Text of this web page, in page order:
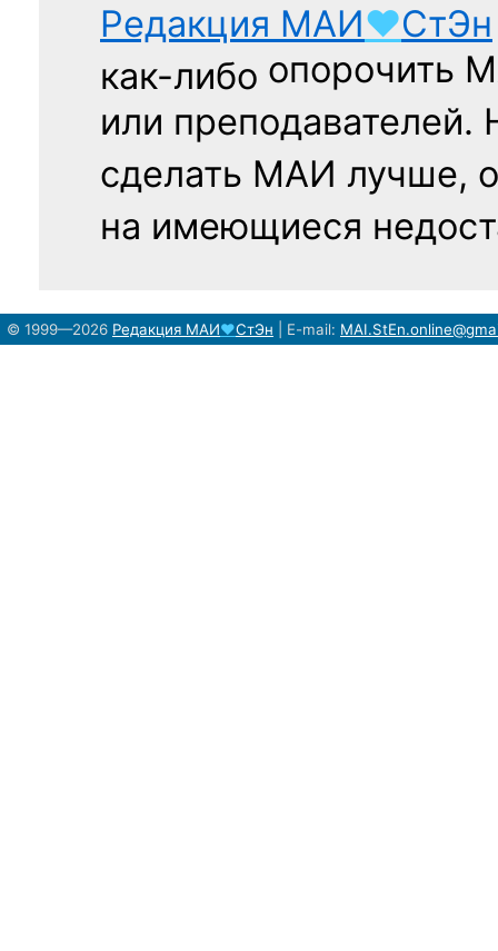
Редакция МАИ♥СтЭн
как-либо опорочить
или
сделать МАИ лучше,
на имеющиеся
© 1999—2026 Редакция МАИ♥СтЭн E-mail: